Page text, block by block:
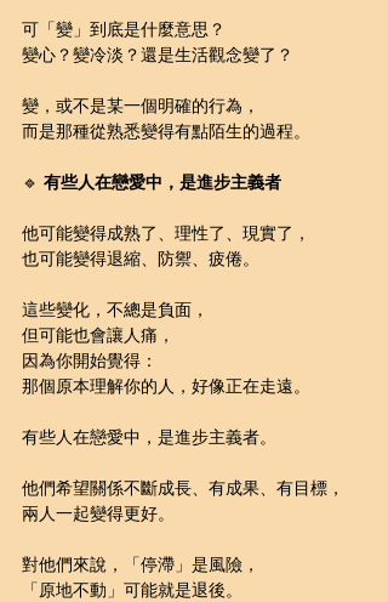
可「變」到底是什麼意思？
變心？變冷淡？還是生活觀念變了？
變，或不是某一個明確的行為，
而是那種從熟悉變得有點陌生的過程。
🔹 有些人在戀愛中，是進步主義者
他可能變得成熟了、理性了、現實了，
也可能變得退縮、防禦、疲倦。
這些變化，不總是負面，
但可能也會讓人痛，
因為你開始覺得：
那個原本理解你的人，好像正在走遠。
有些人在戀愛中，是進步主義者。
他們希望關係不斷成長、有成果、有目標，
兩人一起變得更好。
對他們來說，「停滯」是風險，
「原地不動」可能就是退後。